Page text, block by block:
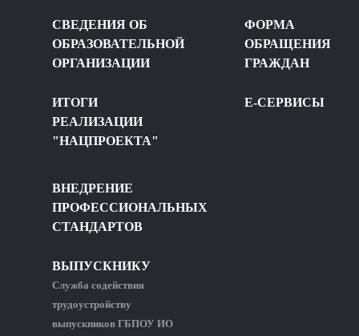
СВЕДЕНИЯ ОБ
ОБРАЗОВАТЕЛЬНОЙ
ОРГАНИЗАЦИИ
ИТОГИ
РЕАЛИЗАЦИИ
"НАЦПРОЕКТА"
ФОРМА
ОБРАЩЕНИЯ
ГРАЖДАН
Е-СЕРВИСЫ
ВНЕДРЕНИЕ
ПРОФЕССИОНАЛЬНЫХ
СТАНДАРТОВ
ВЫПУСКНИКУ
Служба содействия
трудоустройству
выпускников ГБПОУ ИО